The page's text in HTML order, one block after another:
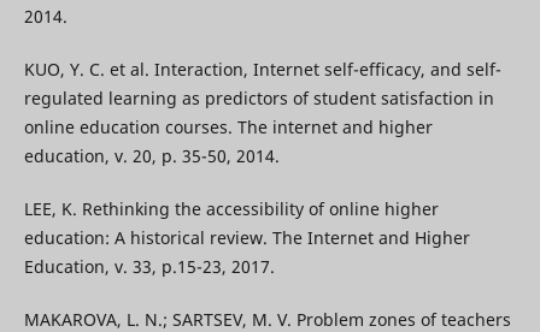
2014.
KUO, Y. C. et al. Interaction, Internet self-efficacy, and self-
regulated learning as predictors of student satisfaction in
online education courses. The internet and higher
education, v. 20, p. 35-50, 2014.
LEE, K. Rethinking the accessibility of online higher
education: A historical review. The Internet and Higher
Education, v. 33, p.15-23, 2017.
MAKAROVA, L. N.; SARTSEV, M. V. Problem zones of teachers